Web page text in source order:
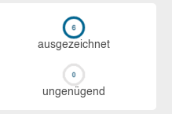
aus­ge­zeich­net
un­ge­nü­gend